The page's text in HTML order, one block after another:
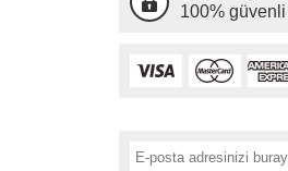
100% güvenli